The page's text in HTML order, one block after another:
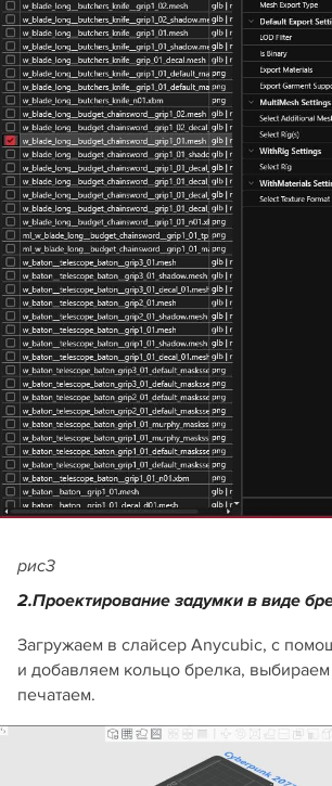
рис3
2.Проектирование задумки в виде
Загружаем в слайсер Anycubic, с
и добавляем кольцо брелка, выбираем
печатаем.